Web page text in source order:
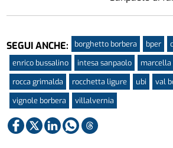
SEGUI ANCHE: borghetto borbera bper
enrico bussalino
intesa sanpaolo
rocca grimalda
rocchetta ligure ubi
val
vignole borbera
villalvernia